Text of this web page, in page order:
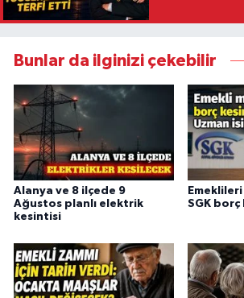
Bunlar da ilginizi çekebilir
Alanya ve 8 ilçede 9
Ağustos planlı elektrik
kesintisi
SGK borç